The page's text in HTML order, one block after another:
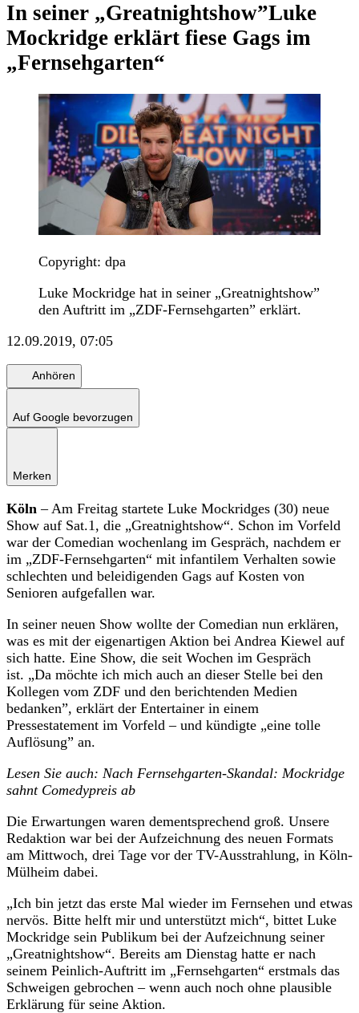
In seiner „Greatnightshow”Luke
Mockridge erklärt fiese Gags im
„Fernsehgarten“
Copyright: dpa
Luke Mockridge hat in seiner „Greatnightshow”
den Auftritt im „ZDF-Fernsehgarten” erklärt.
12.09.2019, 07:05
Anhören
Auf Google bevorzugen
Merken
Köln – Am Freitag startete Luke Mockridges (30) neue
Show auf Sat.1, die „Greatnightshow“. Schon im Vorfeld
war der Comedian wochenlang im Gespräch, nachdem er
im „ZDF-Fernsehgarten“ mit infantilem Verhalten sowie
schlechten und beleidigenden Gags auf Kosten von
Senioren aufgefallen war.
In seiner neuen Show wollte der Comedian nun erklären,
was es mit der eigenartigen Aktion bei Andrea Kiewel auf
sich hatte. Eine Show, die seit Wochen im Gespräch
ist. „Da möchte ich mich auch an dieser Stelle bei den
Kollegen vom ZDF und den berichtenden Medien
bedanken”, erklärt der Entertainer in einem
Pressestatement im Vorfeld – und kündigte „eine tolle
Auflösung” an.
Lesen Sie auch: Nach Fernsehgarten-Skandal: Mockridge
sahnt Comedypreis ab
Die Erwartungen waren dementsprechend groß. Unsere
Redaktion war bei der Aufzeichnung des neuen Formats
am Mittwoch, drei Tage vor der TV-Ausstrahlung, in Köln-
Mülheim dabei.
„Ich bin jetzt das erste Mal wieder im Fernsehen und etwas
nervös. Bitte helft mir und unterstützt mich“, bittet Luke
Mockridge sein Publikum bei der Aufzeichnung seiner
„Greatnightshow“. Bereits am Dienstag hatte er nach
seinem Peinlich-Auftritt im „Fernsehgarten“ erstmals das
Schweigen gebrochen – wenn auch noch ohne plausible
Erklärung für seine Aktion.